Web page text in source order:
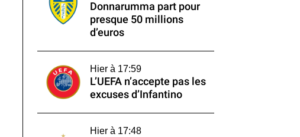
Donnarumma part pour
presque 50 millions
d’euros
Hier à 17:59
L’UEFA n’accepte pas les
excuses d’Infantino
Hier à 17:48